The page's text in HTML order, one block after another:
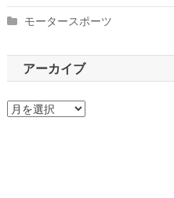
モータースポーツ
アーカイブ
ア